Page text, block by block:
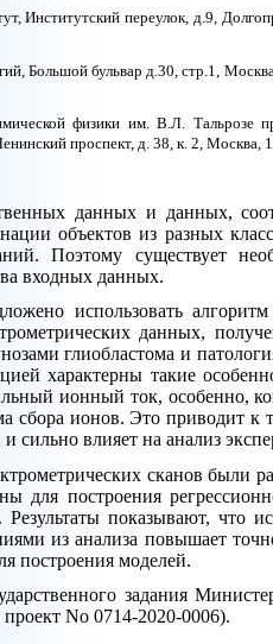
Институтский переулок, д.9,
Большой бульвар д.30, стр.1,
физики им. В.Л. Тальрозе
проспект, д. 38, к. 2, Москва,
данных и данных,
объектов из разных
Поэтому существует
входных данных.
использовать
данных,
глиобластома и
характерны такие
ионный ток, особенно,
сбора ионов. Это приводит к
сильно влияет на анализ
сканов были
для построения
показывают, что
из анализа повышает
построения моделей.
задания
No 0714-2020-0006).